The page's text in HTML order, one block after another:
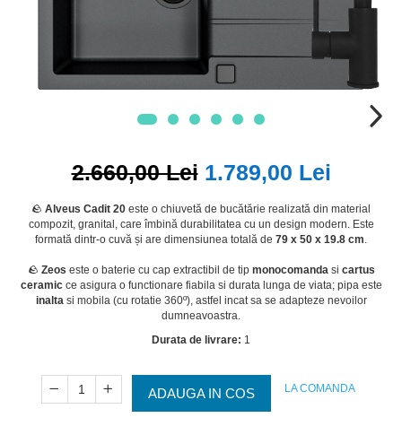
2.660,00 Lei 1.789,00 Lei
🪨 Alveus Cadit 20 este o chiuvetă de bucătărie realizată din material
compozit, granital, care îmbină durabilitatea cu un design modern. Este
formată dintr-o cuvă și are dimensiunea totală de 79 x 50 x 19.8 cm.
🪨 Zeos este o baterie cu cap extractibil de tip monocomandasi cartus
ceramicce asigura o functionare fiabila si durata lunga de viata; pipa este
inaltasi mobila (cu rotatie 360º), astfel incat sa se adapteze nevoilor
dumneavoastra.
Durata de livrare: 1
ADAUGA IN COS LA COMANDA